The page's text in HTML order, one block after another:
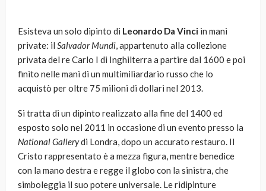
Esisteva un solo dipinto di Leonardo Da Vinci in mani
private: il Salvador Mundi, appartenuto alla collezione
privata del re Carlo I di Inghilterra a partire dal 1600 e poi
finito nelle mani di un multimiliardario russo che lo
acquistò per oltre 75 milioni di dollari nel 2013.
Si tratta di un dipinto realizzato alla fine del 1400 ed
esposto solo nel 2011 in occasione di un evento presso la
National Gallerydi Londra, dopo un accurato restauro. Il
Cristo rappresentato è a mezza figura, mentre benedice
con la mano destra e regge il globo con la sinistra, che
simboleggia il suo potere universale. Le ridipinture